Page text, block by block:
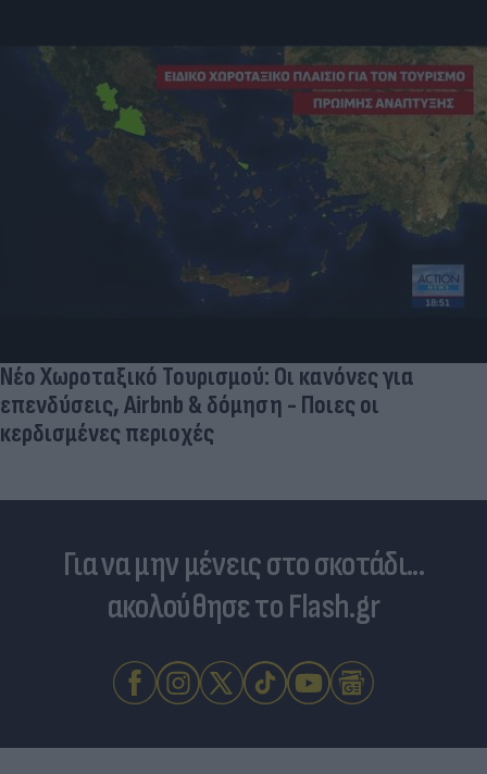
Νέο Χωροταξικό Τουρισμού: Οι κανόνες για
επενδύσεις, Airbnb & δόμηση - Ποιες οι
κερδισμένες περιοχές
Για να μην μένεις στο σκοτάδι...
ακολούθησε το Flash.gr